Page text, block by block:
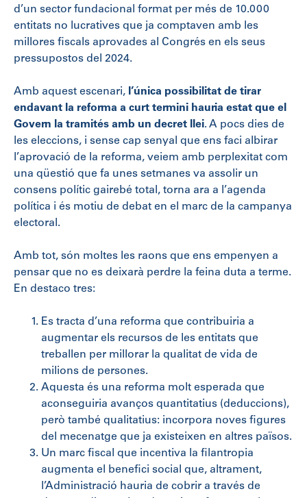
d’un sector fundacional format per més de 10.000
entitats no lucratives que ja comptaven amb les
millores fiscals aprovades al Congrés en els seus
pressupostos del 2024.
Amb aquest escenari, l’única possibilitat de tirar
endavant la reforma a curt termini hauria estat que el
Govern la tramités amb un decret llei. A pocs dies de
les eleccions, i sense cap senyal que ens faci albirar
l’aprovació de la reforma, veiem amb perplexitat com
una qüestió que fa unes setmanes va assolir un
consens polític gairebé total, torna ara a l’agenda
política i és motiu de debat en el marc de la campanya
electoral.
Amb tot, són moltes les raons que ens empenyen a
pensar que no es deixarà perdre la feina duta a terme.
En destaco tres:
Es tracta d’una reforma que contribuiria a
augmentar els recursos de les entitats que
treballen per millorar la qualitat de vida de
milions de persones.
Aquesta és una reforma molt esperada que
aconseguiria avanços quantitatius (deduccions),
però també qualitatius: incorpora noves figures
del mecenatge que ja existeixen en altres països.
Un marc fiscal que incentiva la filantropia
augmenta el benefici social que, altrament,
l’Administració hauria de cobrir a través de